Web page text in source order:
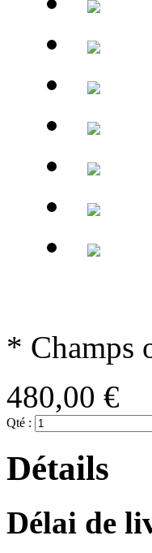
* Champs
480,00 €
Qté :
Détails
Délai de